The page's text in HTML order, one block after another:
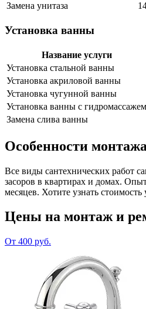
Замена унитаза
Установка ванны
Название услуги
Установка стальной ванны
Установка акриловой ванны
Установка чугунной ванны
Установка ванны с гидромассажем
Замена слива ванны
Особенности
Все виды сантехнических работ
засоров в квартирах и домах.
месяцев. Хотите узнать
Цены на монтаж и
От 400 руб.